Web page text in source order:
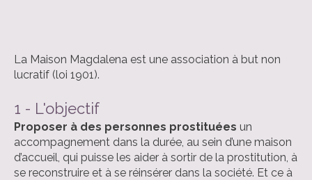
La Maison Magdalena est une association à but non
lucratif (loi 1901).
1 - L'objectif
Proposer à des personnes prostituées un
accompagnement dans la durée, au sein d’une maison
d’accueil, qui puisse les aider à sortir de la prostitution, à
se reconstruire et à se réinsérer dans la société. Et ce à